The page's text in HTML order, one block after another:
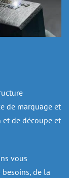
de marquage et
et de découpe et
vous
de la